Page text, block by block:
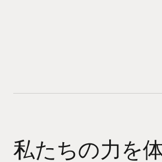
私たちの力を